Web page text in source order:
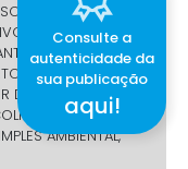
AMBIENTAL - TCA
Nº /2016 PARTES:
E LUIZ
O PRESENTE
A
DO
AMBIENTAL,
Consulte a
autenticidade da
sua publicação
aqui!